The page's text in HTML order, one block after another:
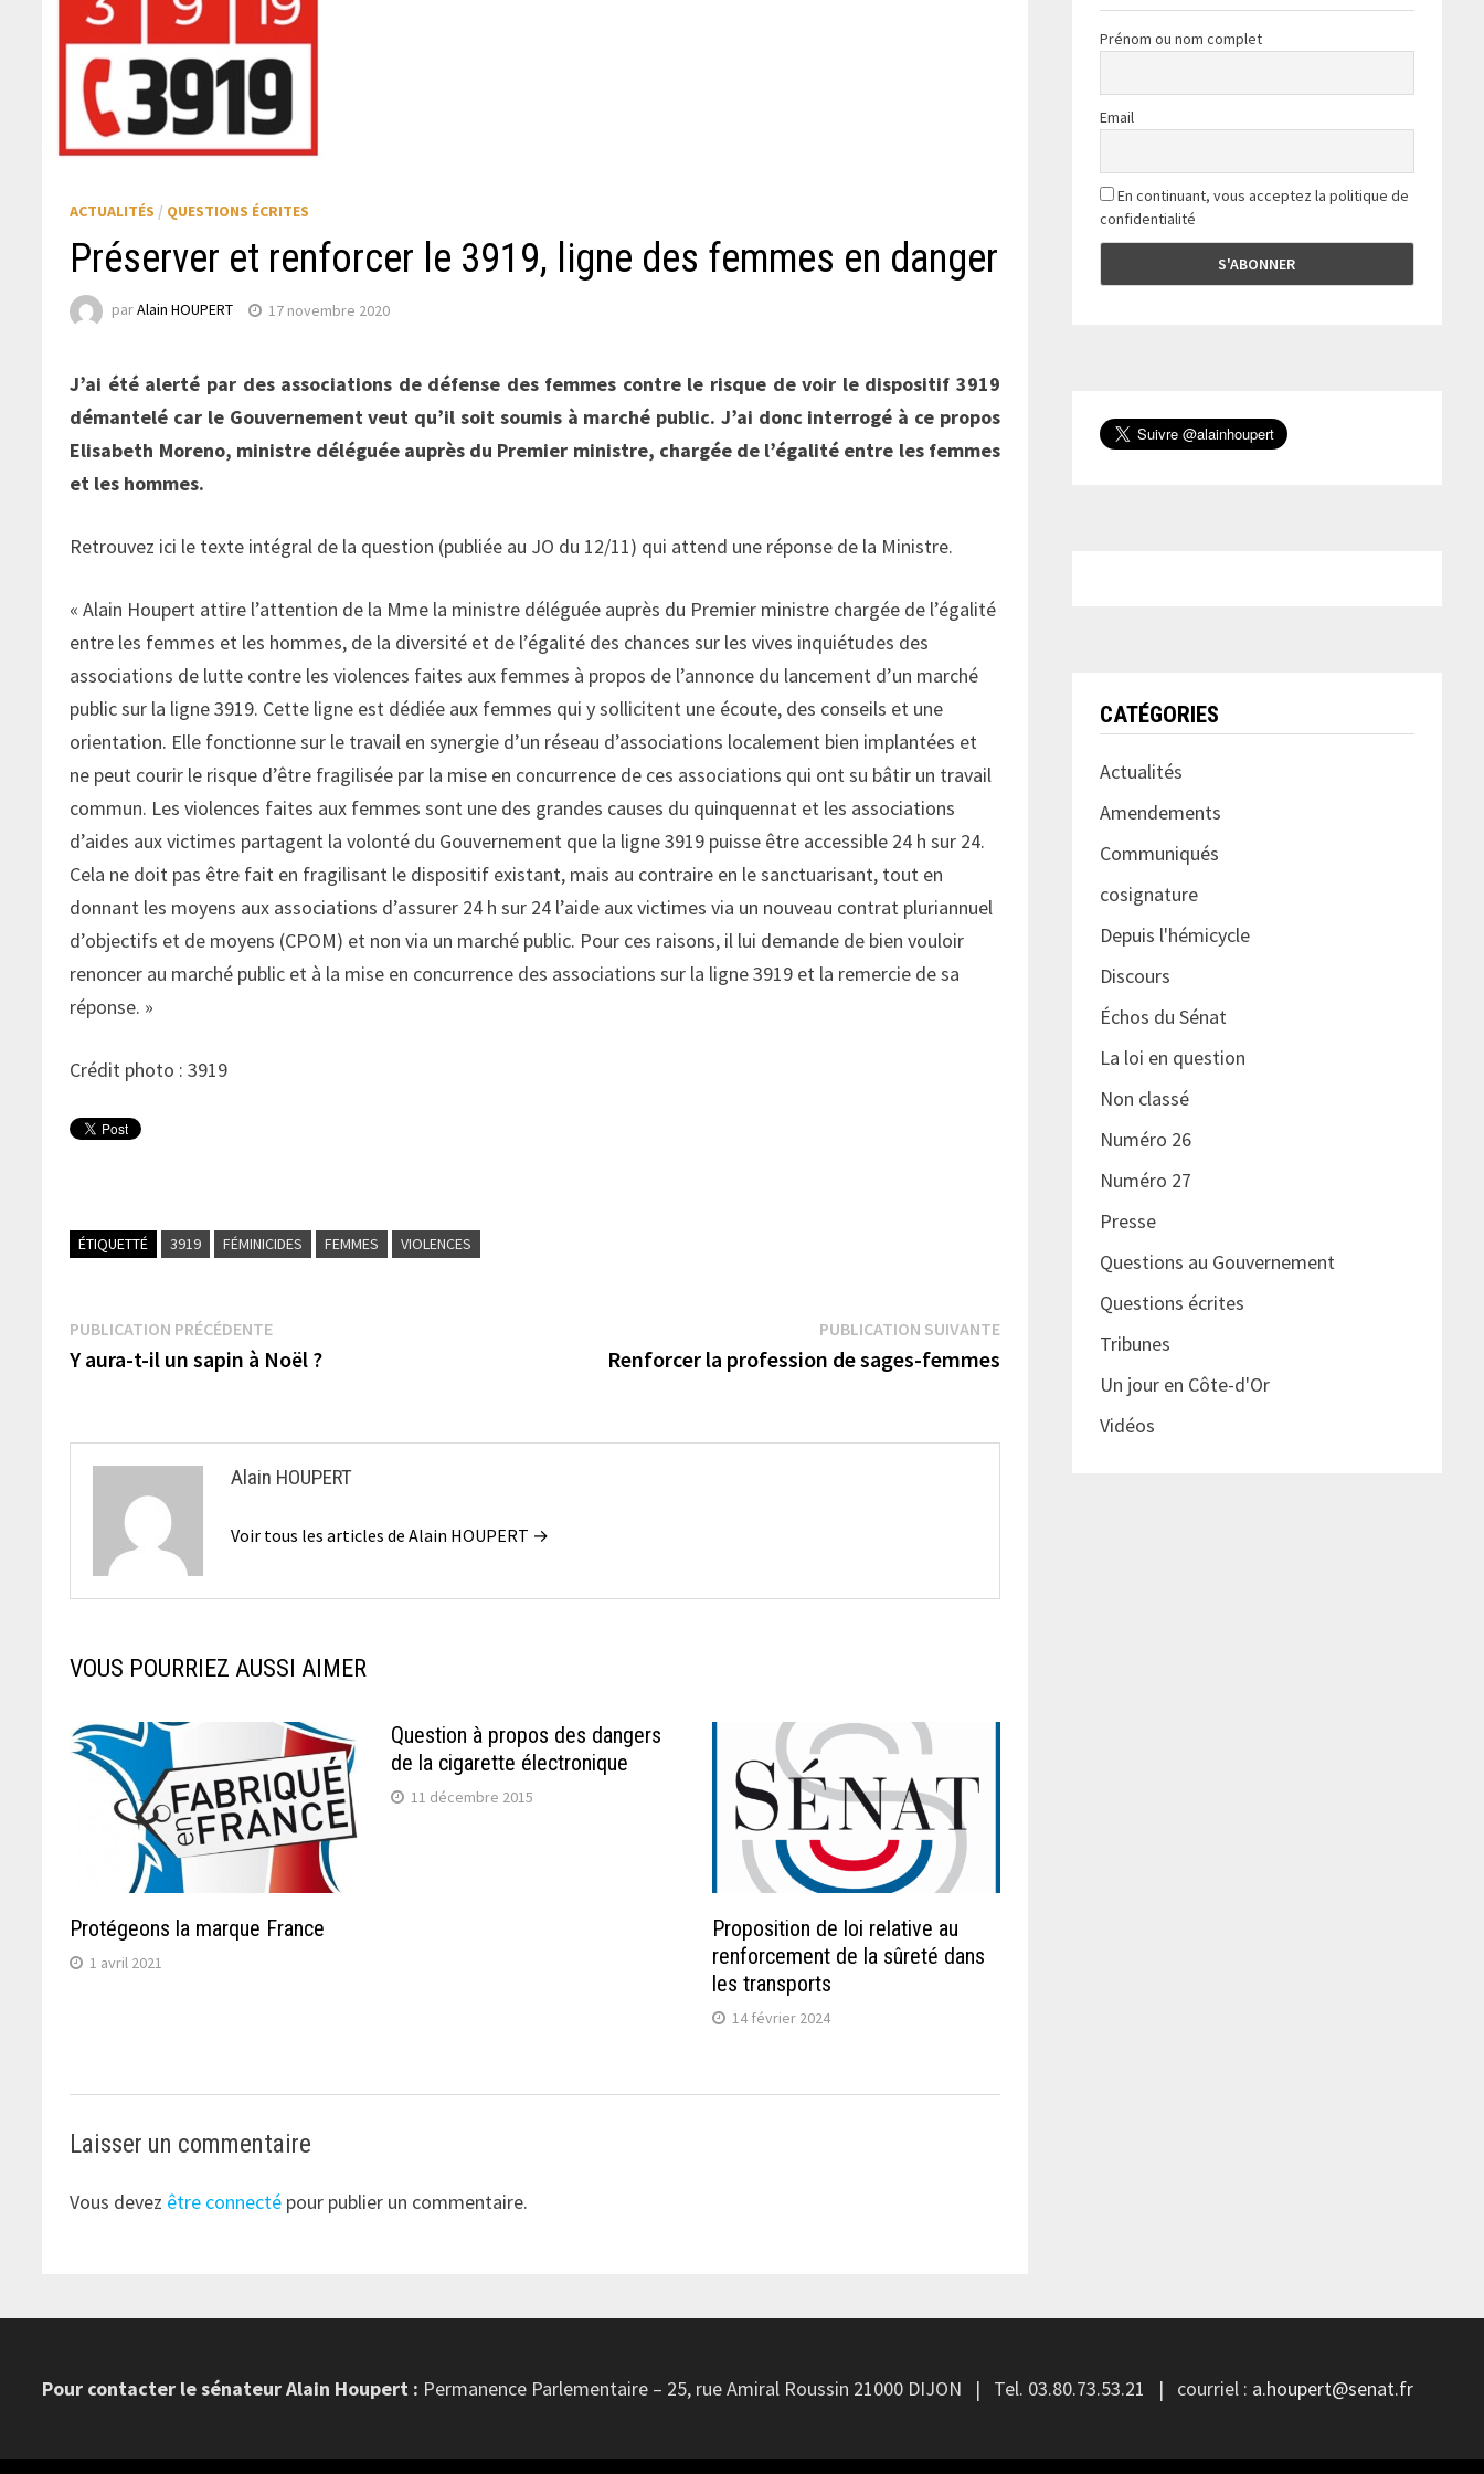
ACTUALITÉS / QUESTIONS ÉCRITES
Préserver et renforcer le 3919, ligne des femmes en danger
parAlain HOUPERT 17 novembre 2020
J’ai été alerté par des associations de défense des femmes contre le risque de voir le dispositif 3919
démantelé car le Gouvernement veut qu’il soit soumis à marché public. J’ai donc interrogé à ce propos
Elisabeth Moreno, ministre déléguée auprès du Premier ministre, chargée de l’égalité entre les femmes
et les hommes.
Retrouvez ici le texte intégral de la question (publiée au JO du 12/11) qui attend une réponse de la Ministre.
« Alain Houpert attire l’attention de la Mme la ministre déléguée auprès du Premier ministre chargée de l’égalité
entre les femmes et les hommes, de la diversité et de l’égalité des chances sur les vives inquiétudes des
associations de lutte contre les violences faites aux femmes à propos de l’annonce du lancement d’un marché
public sur la ligne 3919. Cette ligne est dédiée aux femmes qui y sollicitent une écoute, des conseils et une
orientation. Elle fonctionne sur le travail en synergie d’un réseau d’associations localement bien implantées et
ne peut courir le risque d’être fragilisée par la mise en concurrence de ces associations qui ont su bâtir un travail
commun. Les violences faites aux femmes sont une des grandes causes du quinquennat et les associations
d’aides aux victimes partagent la volonté du Gouvernement que la ligne 3919 puisse être accessible 24 h sur 24.
Cela ne doit pas être fait en fragilisant le dispositif existant, mais au contraire en le sanctuarisant, tout en
donnant les moyens aux associations d’assurer 24 h sur 24 l’aide aux victimes via un nouveau contrat pluriannuel
d’objectifs et de moyens (CPOM) et non via un marché public. Pour ces raisons, il lui demande de bien vouloir
renoncer au marché public et à la mise en concurrence des associations sur la ligne 3919 et la remercie de sa
réponse. »
Crédit photo : 3919
ÉTIQUETTÉ 3919 FÉMINICIDES FEMMES VIOLENCES
Navigation
de
PUBLICATION PRÉCÉDENTEPublication
précédente :
Y aura-t-il un sapin à Noël ?
PUBLICATION SUIVANTEPublication
suivante :
Renforcer la profession de sages-femmes
Alain HOUPERT
Voir tous les articles de Alain HOUPERT →
VOUS POURRIEZ AUSSI AIMER
Protégeons la marque France
1 avril 2021
Question à propos des dangers
de la cigarette électronique
11 décembre 2015
Proposition de loi relative au
renforcement de la sûreté dans
les transports
14 février 2024
Laisser un commentaire
Vous devez être connecté pour publier un commentaire.
Prénom ou nom complet
Email
En continuant, vous acceptez la politique de
confidentialité
CATÉGORIES
Actualités
Amendements
Communiqués
cosignature
Depuis l'hémicycle
Discours
Échos du Sénat
La loi en question
Non classé
Numéro 26
Numéro 27
Presse
Questions au Gouvernement
Questions écrites
Tribunes
Un jour en Côte-d'Or
Vidéos
Pour contacter le sénateur Alain Houpert : Permanence Parlementaire – 25, rue Amiral Roussin 21000 DIJON | Tel. 03.80.73.53.21 | courriel : a.houpert@senat.fr